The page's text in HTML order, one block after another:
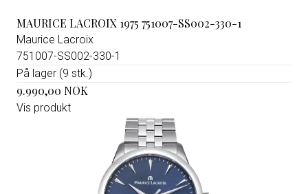
MAURICE LACROIX 1975 751007-SS002-330-1
Maurice Lacroix
751007-SS002-330-1
På lager (9 stk.)
9.990,00 NOK
Vis produkt